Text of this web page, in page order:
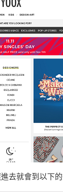
去就會到以下的